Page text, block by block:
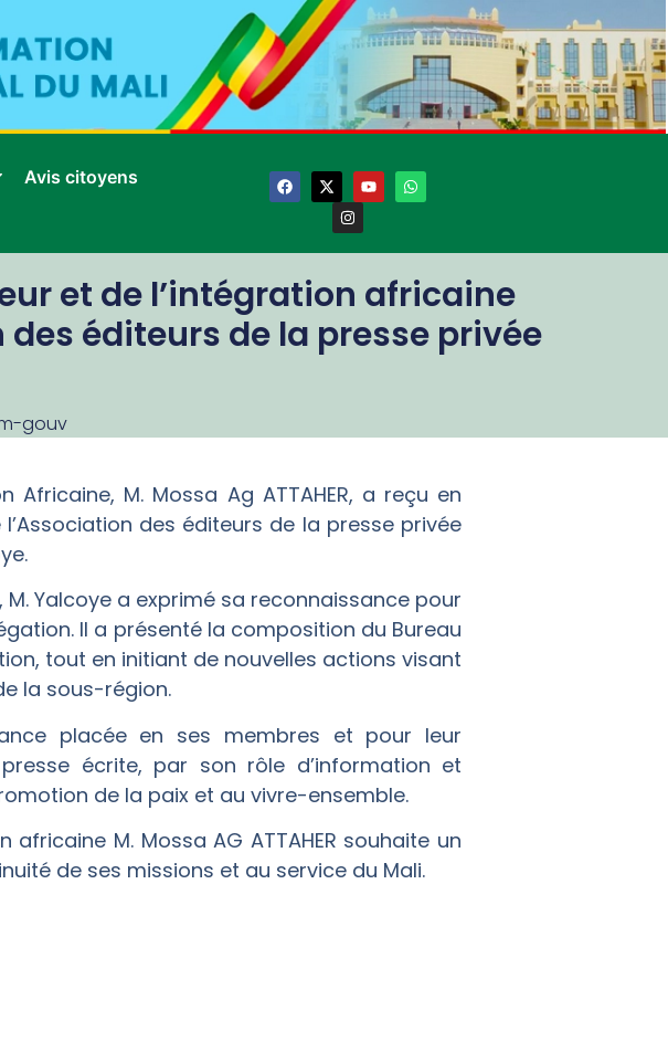
Avis citoyens
et de l’intégration africaine
éditeurs de la presse privée
gouv
Africaine, M. Mossa Ag ATTAHER, a reçu en
des éditeurs de la presse privée
Yalcoye a exprimé sa reconnaissance pour
Il a présenté la composition du Bureau
tout en initiant de nouvelles actions visant
la sous-région.
placée en ses membres et pour leur
écrite, par son rôle d’information et
de la paix et au vivre-ensemble.
M. Mossa AG ATTAHER souhaite un
de ses missions et au service du Mali.